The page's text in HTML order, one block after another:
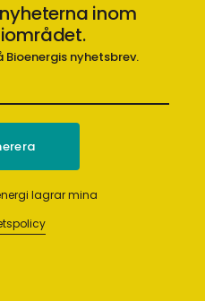
inom
nyhetsbrev.
lagrar mina